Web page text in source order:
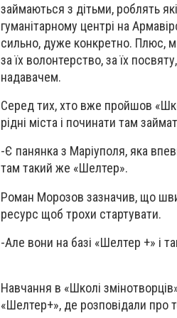
займаються з дітьми, роблять
гуманітарному центрі на
сильно, дуже конкретно. Плюс,
за їх волонтерство, за їх
надавачем.
Серед тих, хто вже пройшов
рідні міста і починати там
-Є панянка з Маріуполя, яка
там такий же «Шелтер».
Роман Морозов зазначив, що
ресурс щоб трохи стартувати.
-Але вони на базі «Шелтер +» і
Навчання в «Школі
«Шелтер+», де розповідали про